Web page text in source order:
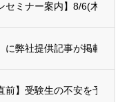
セミナー案内】8/6(木)年
に弊社提供記事が掲載され
前】受験生の不安を予備